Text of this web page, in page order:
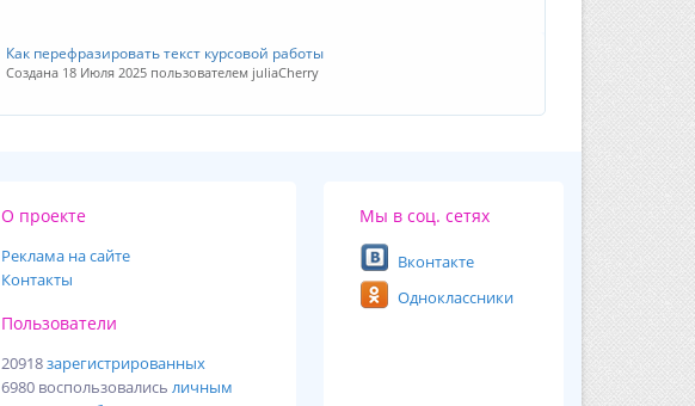
Как перефразировать текст курсовой работы
Создана 18 Июля 2025 пользователем juliaCherry
О проекте
Реклама на сайте
Контакты
Пользователи
20918зарегистрированных
6980 воспользовались личным
Мы в соц. сетях
Вконтакте
Одноклассники